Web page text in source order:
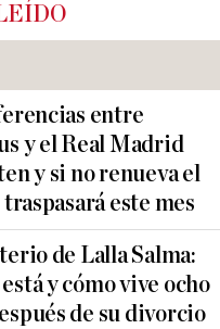
entre
y el Real Madrid
y si no renueva el
este mes
de Lalla Salma:
y cómo vive ocho
de su divorcio